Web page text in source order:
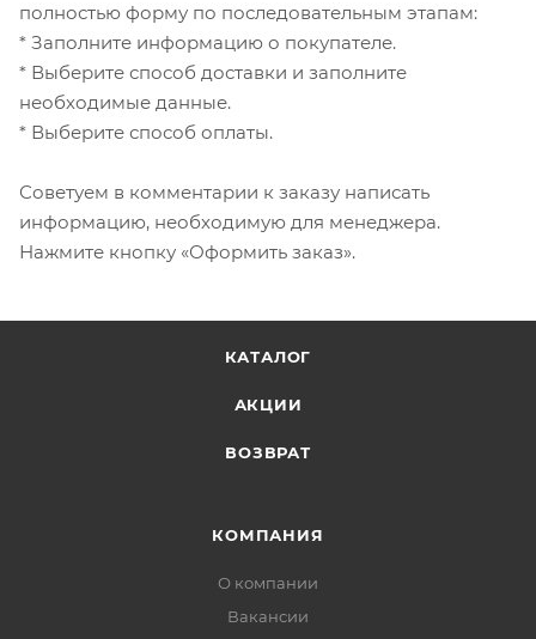
полностью форму по последовательным этапам:
* Заполните информацию о покупателе.
* Выберите способ доставки и заполните
необходимые данные.
* Выберите способ оплаты.
Советуем в комментарии к заказу написать
информацию, необходимую для менеджера.
Нажмите кнопку «Оформить заказ».
КАТАЛОГ
АКЦИИ
ВОЗВРАТ
КОМПАНИЯ
О компании
Вакансии